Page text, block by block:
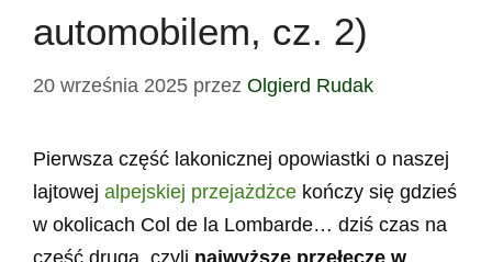
automobilem, cz. 2)
20 września 2025 przez Olgierd Rudak
Pierwsza część lakonicznej opowiastki o naszej
lajtowej alpejskiej przejażdżce kończy się gdzieś
w okolicach Col de la Lombarde… dziś czas na
część drugą, czyli najwyższe przełęcze w